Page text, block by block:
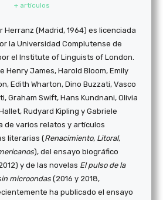
+ artículos
Herranz (Madrid, 1964) es licenciada
la Universidad Complutense de
el Institute of Linguists of London.
Henry James, Harold Bloom, Emily
Edith Wharton, Dino Buzzati, Vasco
Graham Swift, Hans Kundnani, Olivia
Rudyard Kipling y Gabriele
de varios relatos y artículos
literarias (Renacimiento, Litoral,
), del ensayo biográfico
y de las novelas El pulso de la
microondas (2016 y 2018,
ha publicado el ensayo